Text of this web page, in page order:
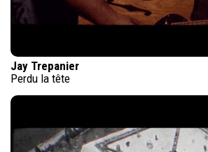
Jay Trepanier
Perdu la tête